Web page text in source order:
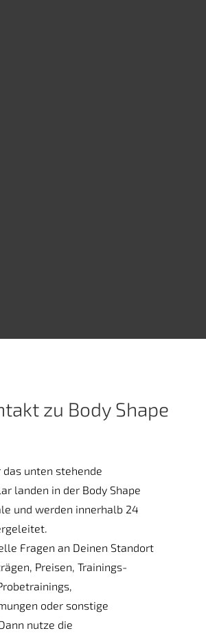
zu Body Shape
unten stehende
landen in der Body Shape
und werden innerhalb 24
Fragen an Deinen Standort
Preisen, Trainings-
oder sonstige
nutze die